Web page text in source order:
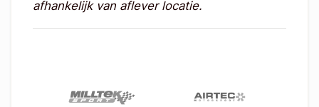
afhankelijk van aflever locatie.